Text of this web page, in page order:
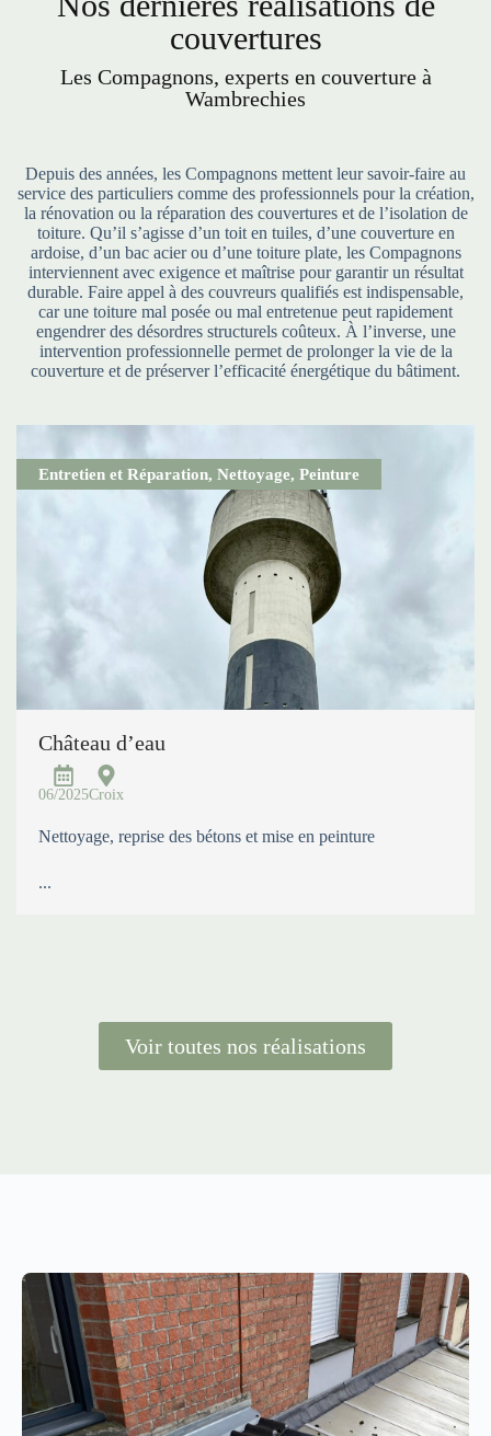
couvertures
Les Compagnons, experts en couverture à
Wambrechies
Depuis des années, les Compagnons mettent leur savoir-faire au
service des particuliers comme des professionnels pour la création,
la rénovation ou la réparation des couvertures et de l’isolation de
toiture. Qu’il s’agisse d’un toit en tuiles, d’une couverture en
ardoise, d’un bac acier ou d’une toiture plate, les Compagnons
interviennent avec exigence et maîtrise pour garantir un résultat
durable. Faire appel à des couvreurs qualifiés est indispensable,
car une toiture mal posée ou mal entretenue peut rapidement
engendrer des désordres structurels coûteux. À l’inverse, une
intervention professionnelle permet de prolonger la vie de la
couverture et de préserver l’efficacité énergétique du bâtiment.
Entretien et Réparation, Nettoyage, Peinture
Château d’eau
06/2025Croix
Nettoyage, reprise des bétons et mise en peinture
...
Voir toutes nos réalisations